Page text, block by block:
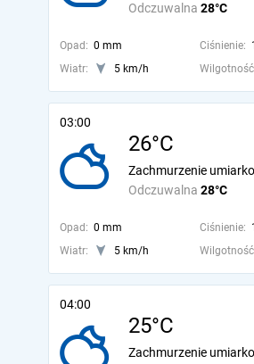
Odczuwalna 28°C
Opad: 0 mm Ciśnienie:
Wiatr:
5 km/h
03:00
26°C
Odczuwalna 28°C
Zachmurzenie
Opad: 0 mm Ciśnienie:
Wiatr:
5 km/h
04:00
25°C
Zachmurzenie